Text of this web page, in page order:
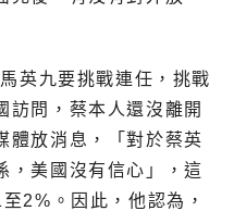
英九要挑戰連任，挑戰
訪問，蔡本人還沒離開
體放消息，「對於蔡英
，美國沒有信心」，這
2%。因此，他認為，